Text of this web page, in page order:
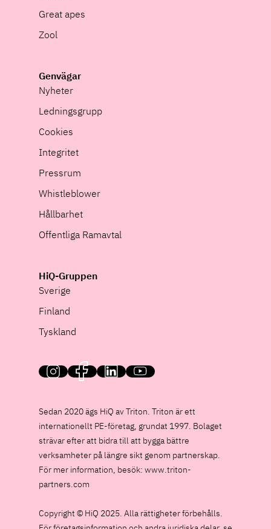
Great apes
Zool
Genvägar
Nyheter
Ledningsgrupp
Cookies
Integritet
Pressrum
Whistleblower
Hållbarhet
Offentliga Ramavtal
HiQ-Gruppen
Sverige
Finland
Tyskland
HiQ on social media
Sedan 2020 ägs HiQ av Triton. Triton är ett
internationellt PE-företag, grundat 1997. Bolaget
strävar efter att bidra till att bygga bättre
verksamheter på längre sikt genom partnerskap.
För mer information, besök: www.triton-
partners.com
Copyright © HiQ 2025. Alla rättigheter förbehålls.